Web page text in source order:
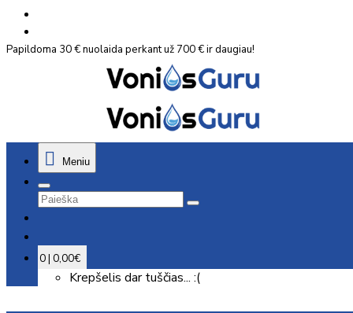
Papildoma 30 € nuolaida perkant už 700 € ir daugiau!
Meniu
0 | 0,00€
Krepšelis dar tuščias... :(